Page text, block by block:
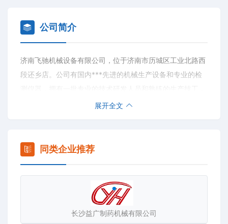
公司简介
济南飞驰机械设备有限公司，位于济南市历城区工业北路西
段还乡店。公司有国内***先进的机械生产设备和专业的检
获得多项国家技术专利。确立了以市场为取向的产品研究开
速粉碎机、摇摆式高速粉碎机、不锈钢万能粉碎机、五谷杂
小型旋转式压片机、胶囊填充板、中药切片机、固元膏蒸
箱、恒温干燥箱、多功能炒货机、超微粉碎机、油脂粉碎
机、肉丸机、锯骨机、切肉机、绞肉机、灌肠机、肉桨机、
榨汁机、磨桨机等。是国内中小型药厂、医院、药店、诊
展开全文
同类企业推荐
长沙益广制药机械有限公司